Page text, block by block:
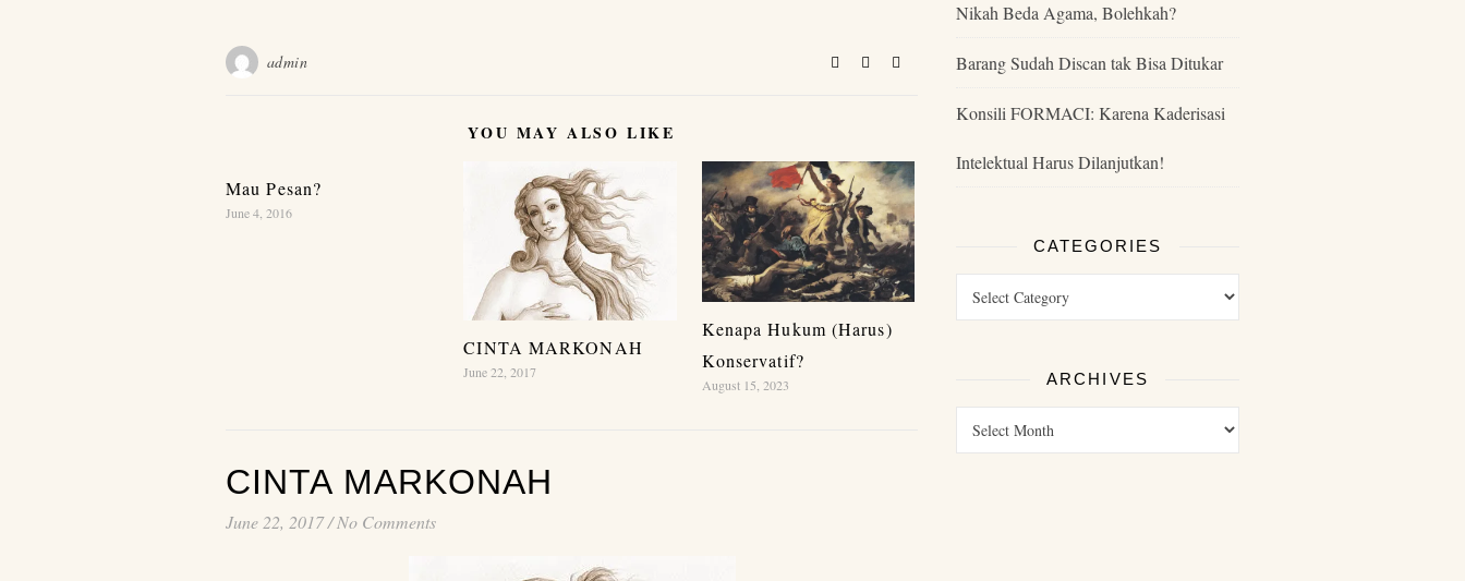
admin
YOU MAY ALSO LIKE
Mau Pesan?
June 4, 2016
CINTA MARKONAH
June 22, 2017
Kenapa Hukum (Harus)
Konservatif?
August 15, 2023
CINTA MARKONAH
June 22, 2017/ No Comments
Nikah Beda Agama, Bolehkah?
Barang Sudah Discan tak Bisa Ditukar
Konsili FORMACI: Karena Kaderisasi
Intelektual Harus Dilanjutkan!
CATEGORIES
ARCHIVES